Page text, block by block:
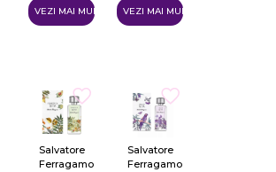
VEZI MAI MULTE VEZI MAI MULTE
Salvatore
Ferragamo
Salvatore
Ferragamo